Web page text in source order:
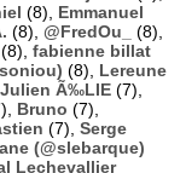
(8), Emmanuel
(8), @FredOu_
(8),
(8), fabienne billat
(8), Lereune
Julien Ã‰LIE (7),
Bruno (7),
(7), Serge
(@slebarque)
Lechevallier